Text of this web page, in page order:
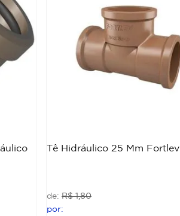
Tê Hidráulico 25 Mm Fortlev
R$ 1,80